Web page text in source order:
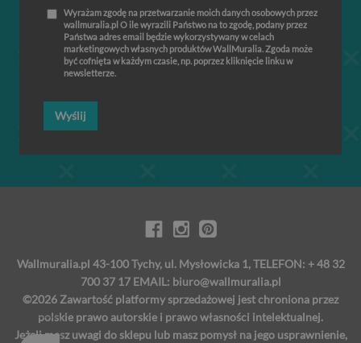
Wyrażam zgodę na przetwarzanie moich danych osobowych przez
wallmuralia.pl O ile wyrazili Państwo na to zgodę, podany przez
Państwa adres email będzie wykorzystywany w celach
marketingowych własnych produktów WallMuralia. Zgoda może
być cofnięta w każdym czasie, np. poprzez kliknięcie linku w
newsletterze.
Wyślij
Wallmuralia.pl 43-100 Tychy, ul. Mysłowicka 1, TELEFON: + 48 32
700 37 17 EMAIL: biuro@wallmuralia.pl
©2026 Zawartość platformy sprzedażowej jest chroniona przez
polskie prawo autorskie i prawo własności intelektualnej.
Jeżeli masz uwagi do sklepu lub masz pomysł na jego usprawnienie,